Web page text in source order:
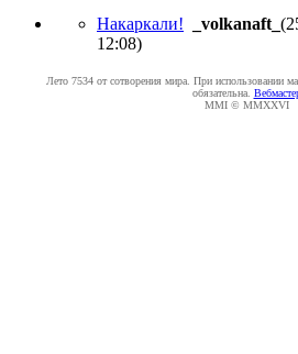
Накаркали!
_volkanaft_
12:08)
Лето 7534 от сотворения мира. При использовании
обязательна.
MMI © MMXXVI